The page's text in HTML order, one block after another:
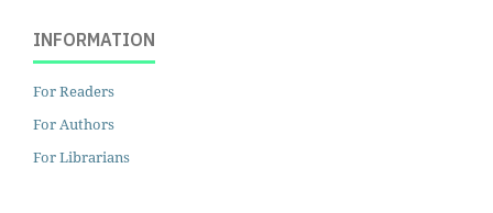
INFORMATION
For Readers
For Authors
For Librarians